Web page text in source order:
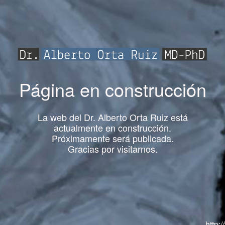
Página en construcción
La web del Dr. Alberto Orta Ruiz está
actualmente en construcción.
Próximamente será publicada.
Gracias por visitarnos.